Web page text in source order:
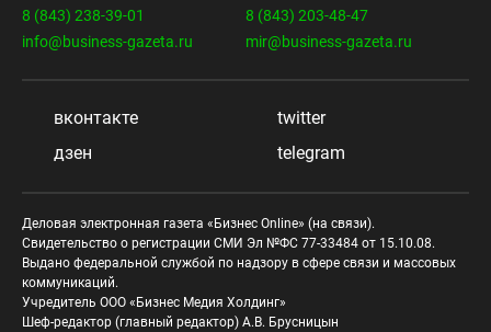
8 (843) 238-39-01
info@business-gazeta.ru
8 (843) 203-48-47
mir@business-gazeta.ru
вконтакте
twitter
дзен
telegram
Деловая электронная газета «Бизнес Online» (на связи).
Свидетельство о регистрации СМИ Эл №ФС 77-33484 от 15.10.08.
Выдано федеральной службой по надзору в сфере связи и массовых
коммуникаций.
Учредитель ООО «Бизнес Медия Холдинг»
Шеф-редактор (главный редактор) А.В. Брусницын